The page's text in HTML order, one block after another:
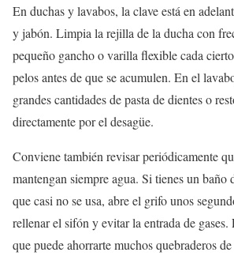
En duchas y lavabos, la clave está en
y jabón. Limpia la rejilla de la ducha con
pequeño gancho o varilla flexible cada
pelos antes de que se acumulen. En el
grandes cantidades de pasta de dientes o
directamente por el desagüe.
Conviene también revisar periódicamente
mantengan siempre agua. Si tienes un baño
que casi no se usa, abre el grifo unos
rellenar el sifón y evitar la entrada de
que puede ahorrarte muchos quebraderos de